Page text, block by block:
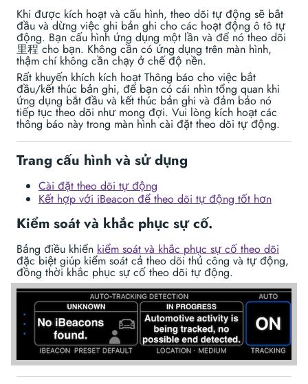
Khi được kích hoạt và cấu hình, theo dõi tự động sẽ bắt
đầu và dừng việc ghi bản ghi cho các hoạt động ô tô tự
động. Bạn cấu hình ứng dụng một lần và để nó theo dõi
里程 cho bạn. Không cần có ứng dụng trên màn hình,
thậm chí không cần chạy ở chế độ nền.
Rất khuyến khích kích hoạt Thông báo cho việc bắt
đầu/kết thúc bản ghi, để bạn có cái nhìn tổng quan khi
ứng dụng bắt đầu và kết thúc bản ghi và đảm bảo nó
tiếp tục theo dõi như mong đợi. Vui lòng kích hoạt các
thông báo này trong màn hình cài đặt theo dõi tự động.
Trang cấu hình và sử dụng
Cài đặt theo dõi tự động
Kết hợp với iBeacon để theo dõi tự động tốt hơn
Kiểm soát và khắc phục sự cố.
Bảng điều khiển kiểm soát và khắc phục sự cố theo dõi
đặc biệt giúp kiểm soát cả theo dõi thủ công và tự động,
đồng thời khắc phục sự cố theo dõi tự động.